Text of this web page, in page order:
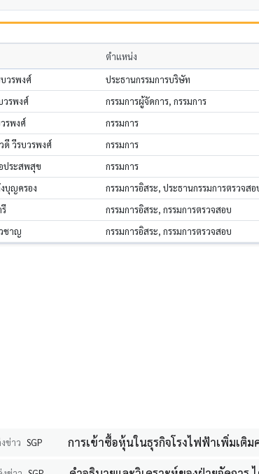
ตำแหน่ง
วรพงศ์
ประธานกรรมการบริษัท
วรพงศ์
กรรมการผู้จัดการ, กรรมการ
รพงศ์
กรรมการ
ดี วีรบวรพงศ์
กรรมการ
ประสพสุข
กรรมการ
บุญครอง
กรรมการอิสระ, ประธานกรรมการตรวจสอ
กรรมการอิสระ, กรรมการตรวจสอบ
ชาญ กรรมการอิสระ, กรรมการตรวจสอบ
ข่าว SGP การเข้าซื้อหุ้นในธุรกิจโรงไฟฟ้าเพิ่มเติ